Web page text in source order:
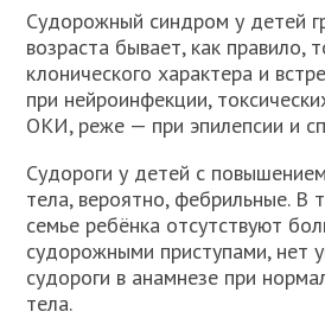
Судорожный синдром у детей
возраста бывает, как правило,
клонического характера и
при нейроинфекции,
ОКИ, реже — при эпилепсии и
Судороги у детей с
тела, вероятно, фебрильные. В
семье ребёнка отсутствуют
судорожными приступами, нет
судороги в анамнезе при
тела.